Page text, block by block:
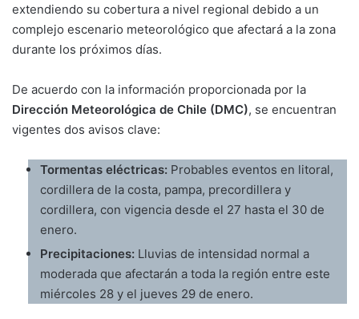
extendiendo su cobertura a nivel regional debido a un
complejo escenario meteorológico que afectará a la zona
durante los próximos días.
De acuerdo con la información proporcionada por la
Dirección Meteorológica de Chile (DMC), se encuentran
vigentes dos avisos clave:
Tormentas eléctricas: Probables eventos en litoral,
cordillera de la costa, pampa, precordillera y
cordillera, con vigencia desde el 27 hasta el 30 de
enero.
Precipitaciones: Lluvias de intensidad normal a
moderada que afectarán a toda la región entre este
miércoles 28 y el jueves 29 de enero.